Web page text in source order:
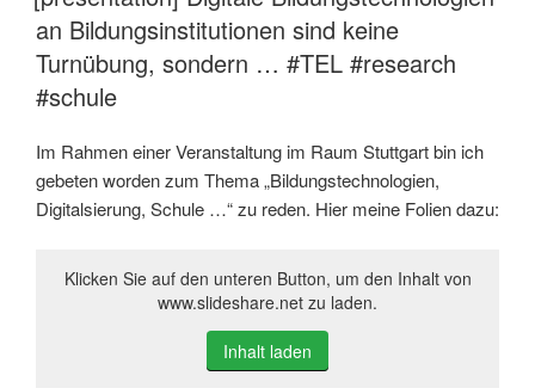
an Bildungsinstitutionen sind keine
Turnübung, sondern … #TEL #research
#schule
Im Rahmen einer Veranstaltung im Raum Stuttgart bin ich
gebeten worden zum Thema „Bildungstechnologien,
Digitalsierung, Schule …“ zu reden. Hier meine Folien dazu:
Klicken Sie auf den unteren Button, um den Inhalt von
www.slideshare.net zu laden.
Inhalt laden